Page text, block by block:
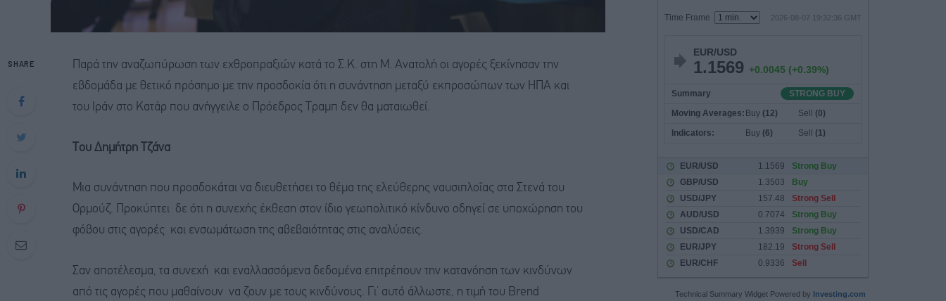
SHARE
Παρά την αναζωπύρωση των εχθροπραξιών κατά το Σ.Κ. στη Μ. Ανατολή οι αγορές ξεκίνησαν την
εβδομάδα με θετικό πρόσημο με την προσδοκία ότι η συνάντηση μεταξύ εκπροσώπων των ΗΠΑ και
του Ιράν στο Κατάρ που ανήγγειλε ο Πρόεδρος Τραμπ δεν θα ματαιωθεί.
Του Δημήτρη Τζάνα
Μια συνάντηση που προσδοκάται να διευθετήσει το θέμα της ελεύθερης ναυσιπλοΐας στα Στενά του
Ορμούζ. Προκύπτει δε ότι η συνεχής έκθεση στον ίδιο γεωπολιτικό κίνδυνο οδηγεί σε υποχώρηση του
φόβου στις αγορές και ενσωμάτωση της αβεβαιότητας στις αναλύσεις.
Σαν αποτέλεσμα, τα συνεχή και εναλλασσόμενα δεδομένα επιτρέπουν την κατανόηση των κινδύνων
από τις αγορές που μαθαίνουν να ζουν με τους κινδύνους. Γι’ αυτό άλλωστε, η τιμή του Brend
Technical Summary Widget Powered by Investing.com